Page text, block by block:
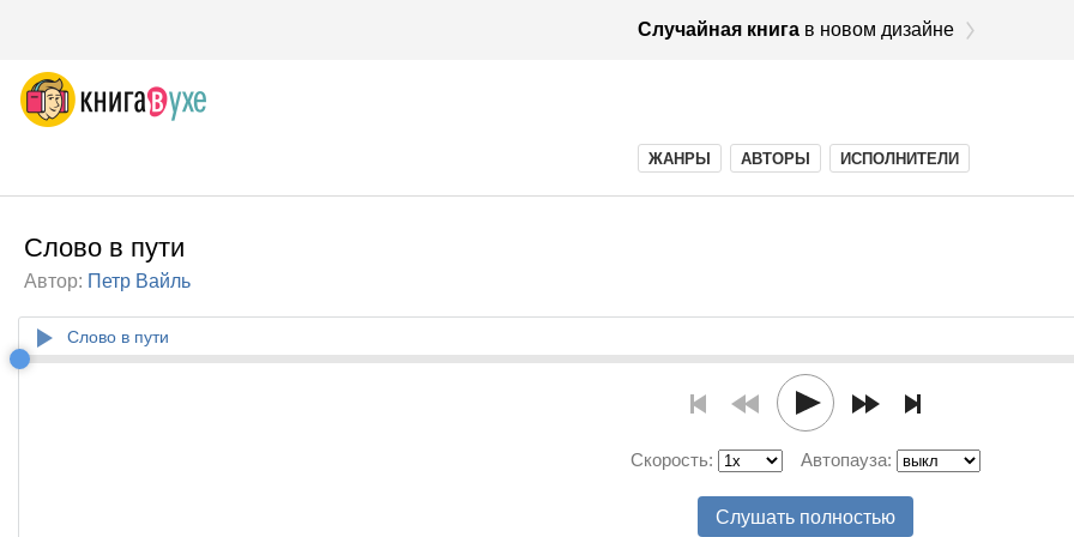
Случайная книгав новом дизайне
ЖАНРЫ АВТОРЫ ИСПОЛНИТЕЛИ
Слово в пути
Автор: Петр Вайль
Слово в пути
Скорость: Автопауза:
Слушать полностью